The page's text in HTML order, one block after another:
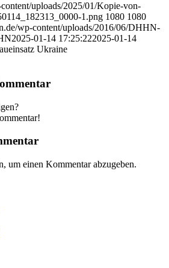
uploads/2025/01/Kopie-von-
1.png 1080 1080
wp-content/uploads/2016/06/DHHN-
2025-01-14 17:25:222025-01-14
Ukraine
um einen Kommentar abzugeben.